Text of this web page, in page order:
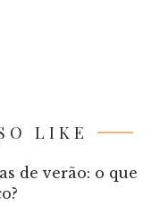
LIKE
de verão: o que